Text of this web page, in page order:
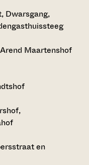
Dwarsgang,
Maartenshof
en